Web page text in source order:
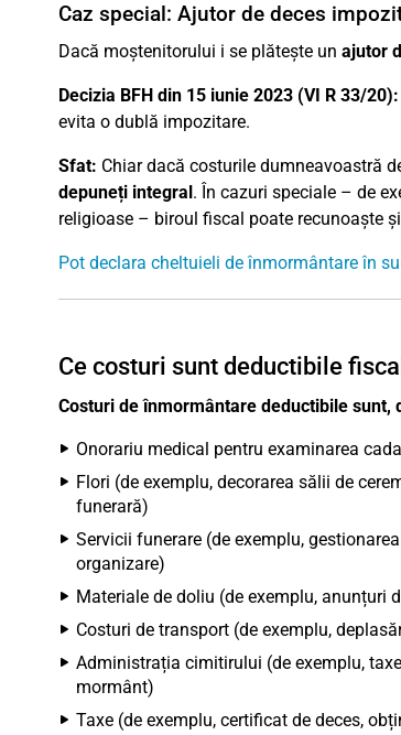
Caz special: Ajutor de deces
Dacă moștenitorului i se plătește un ajutor
Decizia BFH din 15 iunie 2023 (VI R 33/20):
evita o dublă impozitare.
Sfat: Chiar dacă costurile dumneavoastră
depuneți integral. În cazuri speciale – de
religioase – biroul fiscal poate recunoaște
Pot declara cheltuieli de înmormântare în
Ce costuri sunt deductibile
Costuri de înmormântare deductibile sunt,
Onorariu medical pentru examinarea
Flori (de exemplu, decorarea sălii de
funerară)
Servicii funerare (de exemplu,
organizare)
Materiale de doliu (de exemplu, anunțuri
Costuri de transport (de exemplu,
Administrația cimitirului (de exemplu,
mormânt)
Taxe (de exemplu, certificat de deces,